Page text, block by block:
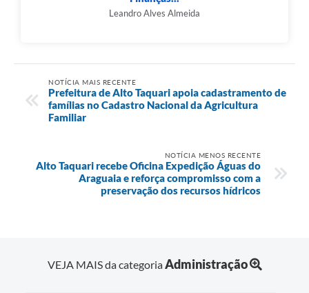
Leandro Alves Almeida
NOTÍCIA MAIS RECENTE
Prefeitura de Alto Taquari apoia cadastramento de
famílias no Cadastro Nacional da Agricultura
Familiar
NOTÍCIA MENOS RECENTE
Alto Taquari recebe Oficina Expedição Águas do
Araguaia e reforça compromisso com a
preservação dos recursos hídricos
VEJA MAIS da categoriaAdministração